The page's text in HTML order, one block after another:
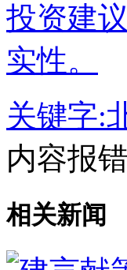
投资建
实性。
关键字:
内容报
相关新闻